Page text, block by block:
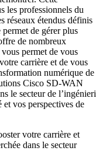
les professionnels du
réseaux étendus définis
de gérer plus
de nombreux
permet de vous
carrière et de vous
numérique de
Cisco SD-WAN
le secteur de
vos perspectives de
votre carrière et
dans le secteur